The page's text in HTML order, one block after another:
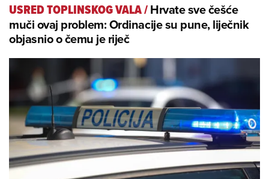
USRED TOPLINSKOG VALA/Hrvate sve češće
muči ovaj problem: Ordinacije su pune, liječnik
objasnio o čemu je riječ